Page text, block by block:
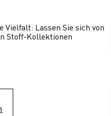
Vielfalt: Lassen Sie sich von
Stoff-Kollektionen